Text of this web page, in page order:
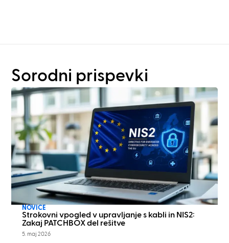
Sorodni prispevki
NOVICE
Strokovni vpogled v upravljanje s kabli in NIS2:
Zakaj PATCHBOX del rešitve
5. maj 2026